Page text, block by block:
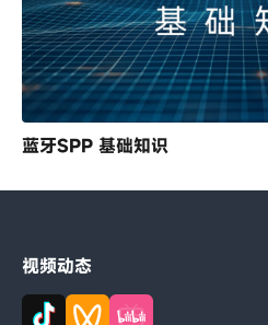
蓝牙SPP 基础知识
视频动态